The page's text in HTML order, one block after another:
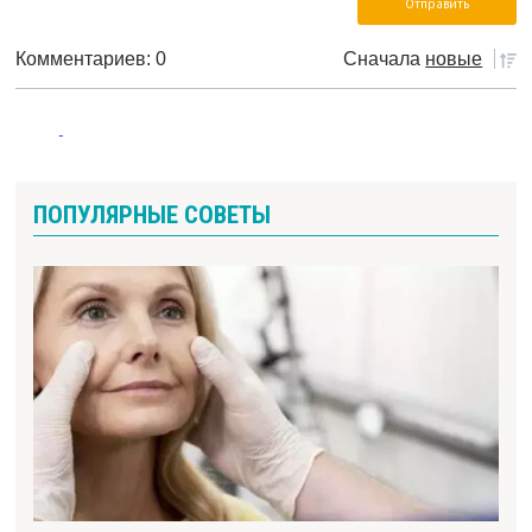
Комментариев: 0 Сначала новые
ПОПУЛЯРНЫЕ СОВЕТЫ